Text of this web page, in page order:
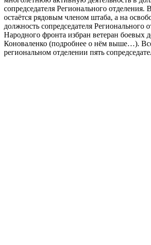
сопредседателя Регионального отделения.
остаётся рядовым членом штаба, а на
должность сопредседателя Регионального
Народного фронта избран ветеран боевых
Коноваленко (подробнее о нём выше…).
региональном отделении пять